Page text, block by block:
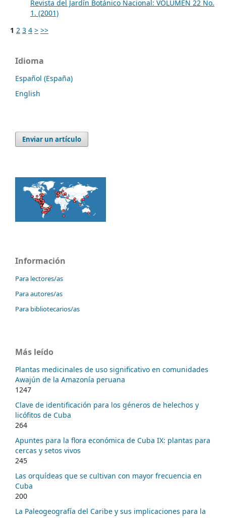
Revista del Jardín Botánico Nacional: VOLUMEN 22 No.
1. (2001)
1 2 3 4 > >>
Idioma
Español (España)
English
Enviar un artículo
Información
Para lectores/as
Para autores/as
Para bibliotecarios/as
Más leído
Plantas medicinales de uso significativo en comunidades
Awajún de la Amazonía peruana
1247
Clave de identificación para los géneros de helechos y
licófitos de Cuba
264
Apuntes para la flora económica de Cuba IX: plantas para
cercas y setos vivos
245
Las orquídeas que se cultivan con mayor frecuencia en
Cuba
200
La Paleogeografía del Caribe y sus implicaciones para la